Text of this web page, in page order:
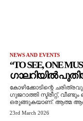
NEWS AND EVENTS
“TO SEE, ONE
ഗാലറിയിൽ
കോഴിക്കോടിന്റെ
ഗുജറാത്തി സ്ട്രീറ്റ്,
ഒരുങ്ങുകയാണ്. ആത്മ
23rd March 2026